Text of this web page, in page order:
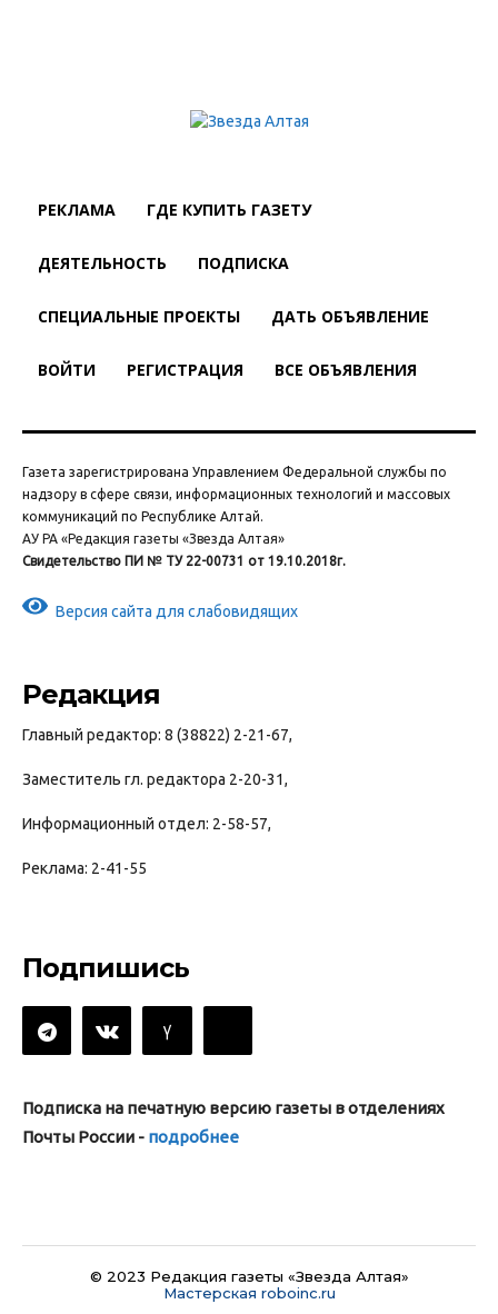
РЕКЛАМА ГДЕ КУПИТЬ ГАЗЕТУ
ДЕЯТЕЛЬНОСТЬ ПОДПИСКА
СПЕЦИАЛЬНЫЕ ПРОЕКТЫ ДАТЬ ОБЪЯВЛЕНИЕ
ВОЙТИ РЕГИСТРАЦИЯ ВСЕ ОБЪЯВЛЕНИЯ
Газета зарегистрирована Управлением Федеральной службы по
надзору в сфере связи, информационных технологий и массовых
коммуникаций по Республике Алтай.
АУ РА «Редакция газеты «Звезда Алтая»
Свидетельство ПИ № ТУ 22-00731 от 19.10.2018г.
Версия сайта для слабовидящих
Редакция
Главный редактор: 8 (38822) 2-21-67,
Заместитель гл. редактора 2-20-31,
Информационный отдел: 2-58-57,
Реклама: 2-41-55
Подпишись
Подписка на печатную версию газеты в отделениях
Почты России - подробнее
© 2023 Редакция газеты «Звезда Алтая»
Мастерская roboinc.ru